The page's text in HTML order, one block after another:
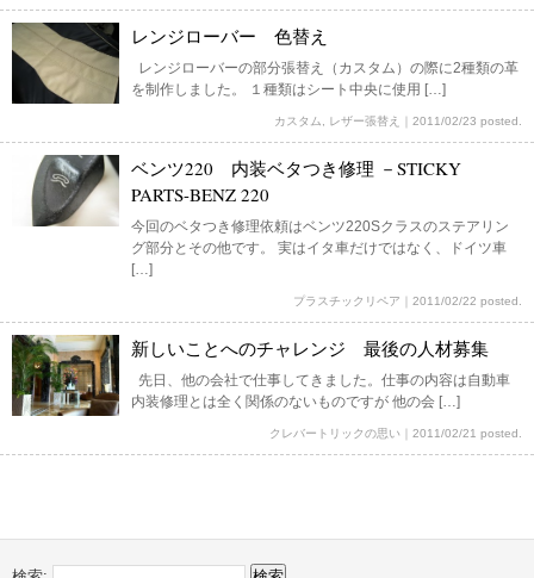
レンジローバー 色替え
レンジローバーの部分張替え（カスタム）の際に2種類の革
を制作しました。 １種類はシート中央に使用 […]
カスタム レザー張替え 2011/02/23 posted.
ベンツ220 内装ベタつき修理 －STICKY
PARTS-BENZ 220
今回のベタつき修理依頼はベンツ220Sクラスのステアリン
グ部分とその他です。 実はイタ車だけではなく、ドイツ車
[…]
プラスチックリペア 2011/02/22 posted.
新しいことへのチャレンジ 最後の人材募集
先日、他の会社で仕事してきました。仕事の内容は自動車
内装修理とは全く関係のないものですが 他の会 […]
クレバートリックの思い 2011/02/21 posted.